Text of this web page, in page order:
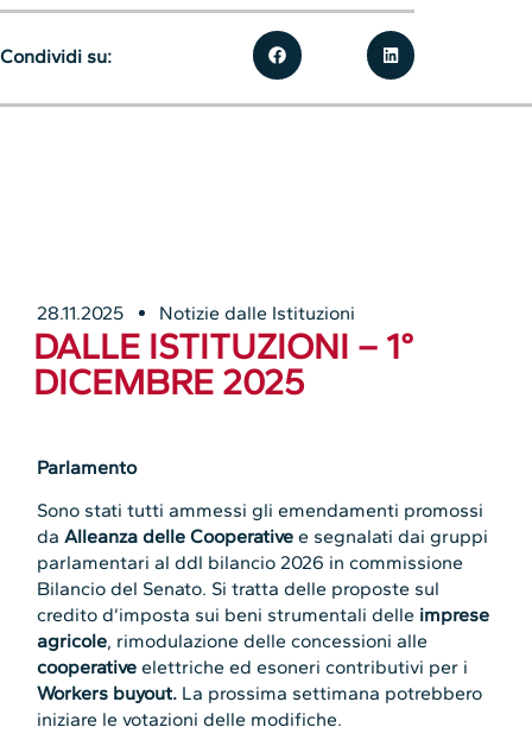
28.11.2025 Notizie dalle Istituzioni
DALLE ISTITUZIONI – 1°
DICEMBRE 2025
Parlamento
Sono stati tutti ammessi gli emendamenti promossi
daAlleanza delle Cooperative e segnalati dai gruppi
parlamentari al ddl bilancio 2026 in commissione
Bilancio del Senato. Si tratta delle proposte sul
credito d’imposta sui beni strumentali delle imprese
agricole, rimodulazione delle concessioni alle
cooperative elettriche ed esoneri contributivi per i
Workers buyout. La prossima settimana potrebbero
iniziare le votazioni delle modifiche.
Condividi su: